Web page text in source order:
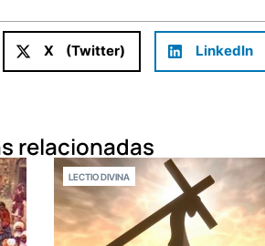
X (Twitter) LinkedIn
relacionadas
LECTIO DIVINA